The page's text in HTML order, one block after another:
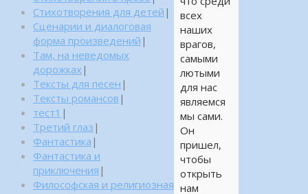
всех
наших
врагов,
самыми
лютыми
для нас
являемся
мы сами.
Он
пришел,
чтобы
открыть
нам
Стихотворения для детей |
Сценарии и диалоговая
форма произведений |
Там, на неведомых
дорожках |
Тексты для песен |
Тексты романсов |
тест1 |
Третий глаз |
Фантастика |
Фантастика и
приключения |
Философская и религиозная